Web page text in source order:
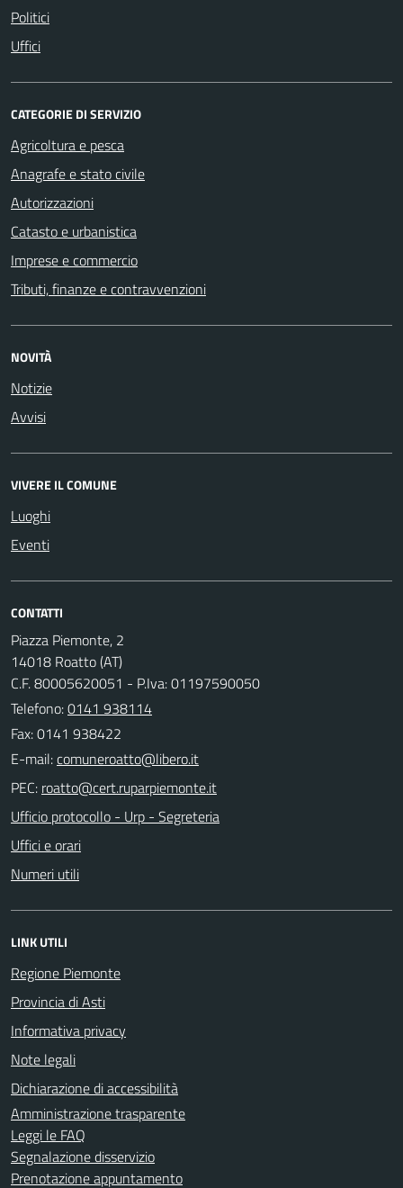
Politici
Uffici
CATEGORIE DI SERVIZIO
Agricoltura e pesca
Anagrafe e stato civile
Autorizzazioni
Catasto e urbanistica
Imprese e commercio
Tributi, finanze e contravvenzioni
NOVITÀ
Notizie
Avvisi
VIVERE IL COMUNE
Luoghi
Eventi
CONTATTI
Piazza Piemonte, 2
14018 Roatto (AT)
C.F. 80005620051 - P.Iva: 01197590050
Telefono:0141 938114
Fax: 0141 938422
E-mail:
PEC:
Ufficio protocollo - Urp - Segreteria
Uffici e orari
Numeri utili
LINK UTILI
Regione Piemonte
Provincia di Asti
Informativa privacy
Note legali
Dichiarazione di accessibilità
Amministrazione trasparente
Leggi le FAQ
Segnalazione disservizio
Prenotazione appuntamento